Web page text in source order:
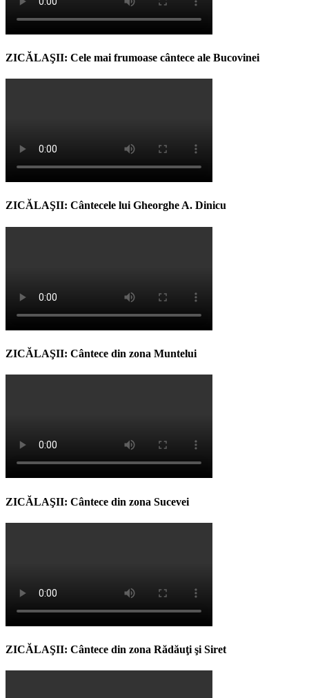
ZICĂLAŞII: Cele mai frumoase cântece ale Bucovinei
ZICĂLAŞII: Cântecele lui Gheorghe A. Dinicu
ZICĂLAŞII: Cântece din zona Muntelui
ZICĂLAŞII: Cântece din zona Sucevei
ZICĂLAŞII: Cântece din zona Rădăuţi şi Siret